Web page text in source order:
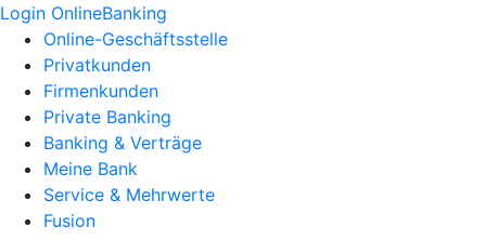
Login OnlineBanking
Online-Geschäftsstelle
Privatkunden
Firmenkunden
Private Banking
Banking & Verträge
Meine Bank
Service & Mehrwerte
Fusion